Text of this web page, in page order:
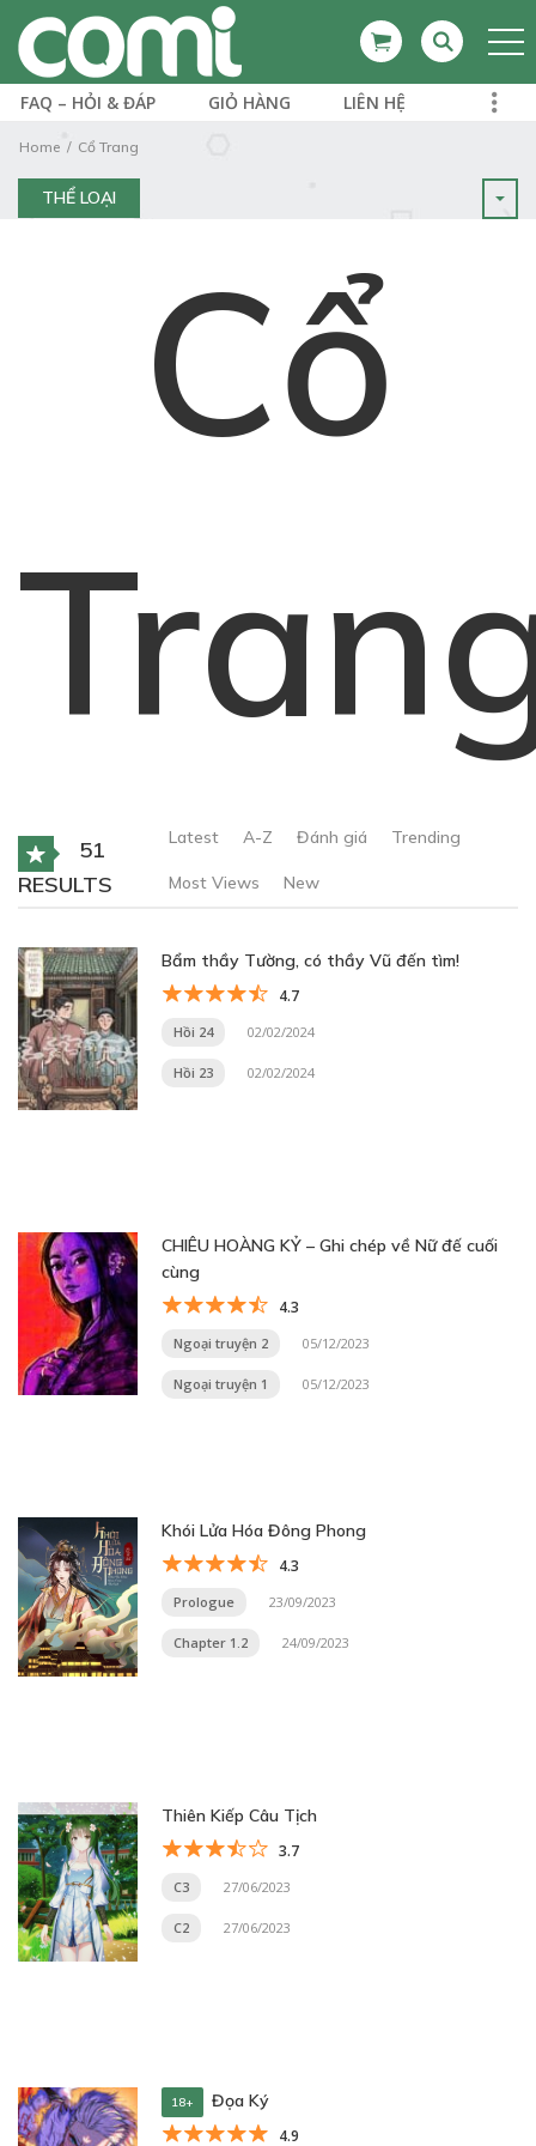
FAQ – HỎI & ĐÁP GIỎ HÀNG LIÊN HỆ
Home Cổ Trang
THỂ LOẠI
Cổ
51
RESULTS
Latest A-Z Đánh giá Trending
Most Views New
Bẩm thầy Tường, có thầy Vũ đến tìm!
4.7
Hồi 24 02/02/2024
Hồi 23 02/02/2024
CHIÊU HOÀNG KỶ – Ghi chép về Nữ đế cuối
cùng
4.3
Ngoại truyện 2 05/12/2023
Ngoại truyện 1 05/12/2023
Khói Lửa Hóa Đông Phong
4.3
Prologue 23/09/2023
Chapter 1.2 24/09/2023
Thiên Kiếp Câu Tịch
3.7
C3 27/06/2023
C2 27/06/2023
18+ Đọa Ký
4.9